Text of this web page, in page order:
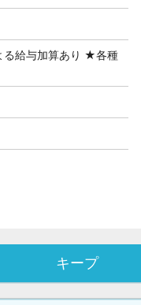
る給与加算あり ★各種
キープ